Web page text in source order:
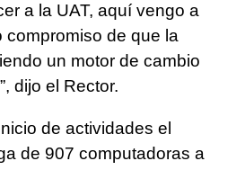
a la UAT, aquí vengo a
compromiso de que la
un motor de cambio
dijo el Rector.
de actividades el
de 907 computadoras a